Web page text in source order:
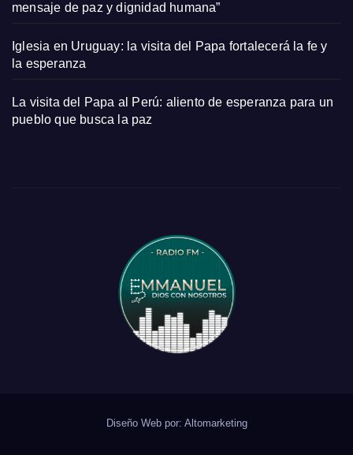
mensaje de paz y dignidad humana”
Iglesia en Uruguay: la visita del Papa fortalecerá la fe y
la esperanza
La visita del Papa al Perú: aliento de esperanza para un
pueblo que busca la paz
Diseño Web por: Altomarketing